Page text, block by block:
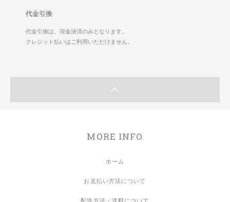
代金引換
代金引換は、現金決済のみとなります。
クレジット払いはご利用いただけません。
MORE INFO
ホーム
お支払い方法について
配送方法・送料について